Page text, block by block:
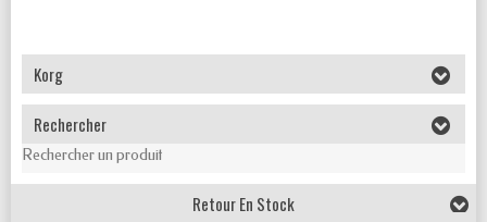
Korg
Rechercher
Rechercher un produit
Retour En Stock